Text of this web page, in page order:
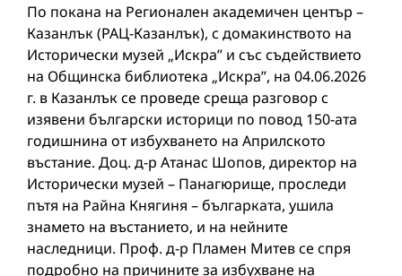
По покана на Регионален академичен център –
Казанлък (РАЦ-Казанлък), с домакинството на
Исторически музей „Искра” и със съдействието
на Общинска библиотека „Искра”, на 04.06.2026
г. в Казанлък се проведе среща разговор с
изявени български историци по повод 150-ата
годишнина от избухването на Априлското
въстание. Доц. д-р Атанас Шопов, директор на
Исторически музей – Панагюрище, проследи
пътя на Райна Княгиня – българката, ушила
знамето на въстанието, и на нейните
наследници. Проф. д-р Пламен Митев се спря
подробно на причините за избухване на